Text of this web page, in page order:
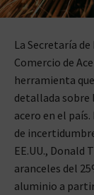
La Secretaría
Comercio de
herramienta
detallada sobre
acero en el
de
EE.UU., Donald
aranceles del
aluminio a